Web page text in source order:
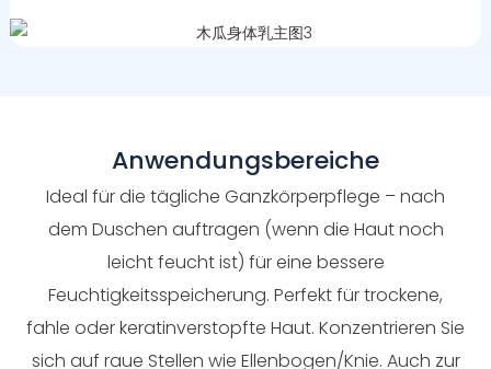
Anwendungsbereiche
Ideal für die tägliche Ganzkörperpflege – nach
dem Duschen auftragen (wenn die Haut noch
leicht feucht ist) für eine bessere
Feuchtigkeitsspeicherung. Perfekt für trockene,
fahle oder keratinverstopfte Haut. Konzentrieren Sie
sich auf raue Stellen wie Ellenbogen/Knie. Auch zur